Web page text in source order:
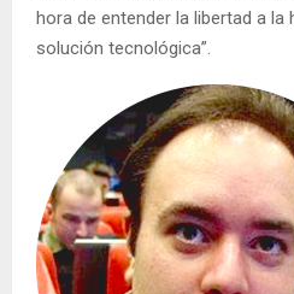
hora de entender la libertad a la
solución tecnológica”.